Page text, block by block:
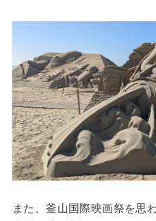
また、釜山国際映画祭を思